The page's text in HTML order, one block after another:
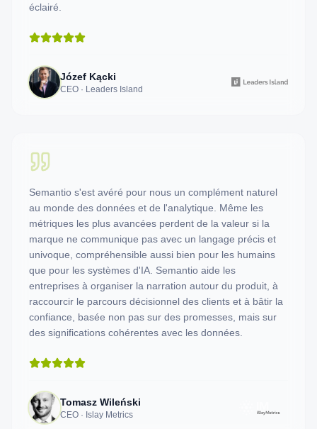
éclairé.
Józef Kącki
CEO · Leaders Island
Semantio s'est avéré pour nous un complément naturel
au monde des données et de l'analytique. Même les
métriques les plus avancées perdent de la valeur si la
marque ne communique pas avec un langage précis et
univoque, compréhensible aussi bien pour les humains
que pour les systèmes d'IA. Semantio aide les
entreprises à organiser la narration autour du produit, à
raccourcir le parcours décisionnel des clients et à bâtir la
confiance, basée non pas sur des promesses, mais sur
des significations cohérentes avec les données.
Tomasz Wileński
CEO · Islay Metrics